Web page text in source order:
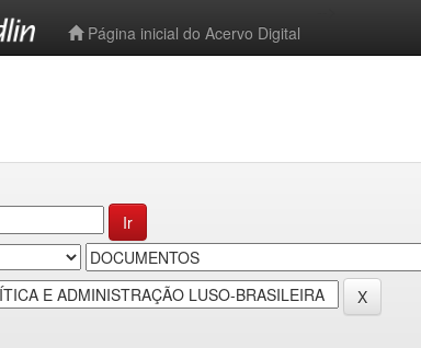
Página inicial do Acervo Digital